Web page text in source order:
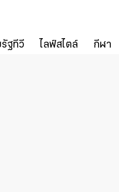
รัฐทีวี ไลฟ์สไตล์ กีฬา